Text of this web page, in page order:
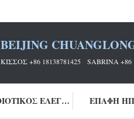
BEIJING
ΚΙΣΣΌΣ +86 18138781425 SABRINA +86
ΠΟΙΟΤΙΚΌΣ ΈΛΕΓΧΟΣ ΕΠΑΦΉ